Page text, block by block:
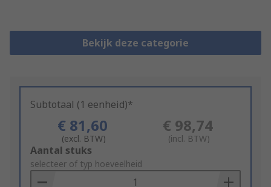
Bekijk deze categorie
Subtotaal (1 eenheid)*
€ 81,60
(excl. BTW)
€ 98,74
(incl. BTW)
Add
to
Basket
Aantal stuks
selecteer of typ hoeveelheid